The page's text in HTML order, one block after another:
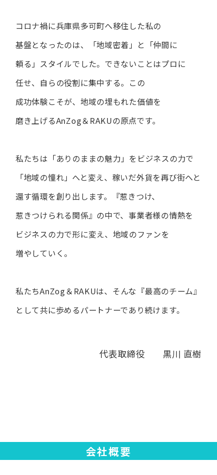
コロナ禍に​兵庫県多可町へ​移住した​私の​
基盤となったのは、
「地域密着」と​「仲間に​
頼る」スタイルでした。 できない​ことは​プロに​
任せ、​自らの​役割に​集中する。 この​
成功体験こそが、​地域の​埋もれた​価値を​
磨き上げる​AnZog＆RAKUの​原点です。
私たちは​「ありの​ままの​魅力」を​ビジネスの​力で​
「地域の​憧れ」へと​変え、 稼いだ外貨を​再び街へと​
還す循環を​創り出します。
『惹きつけ、​
惹きつけられる​関係』の​中で、​事業者様の​情熱を​
ビジネスの​力で​形に​変え、 地域の​ファンを​
増やしていく。
私たちAnZog＆RAKUは、​そんな​『最高の​チーム』
と​して共に​歩める​パートナーであり続けます。
代表取締役 黒川 直樹
会社概要